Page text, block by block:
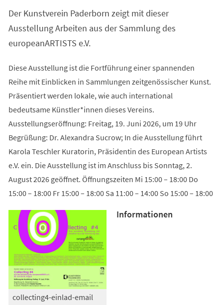
neuen
Tab)
Der Kunstverein Paderborn zeigt mit dieser
Ausstellung Arbeiten aus der Sammlung des
europeanARTISTS e.V.
Diese Ausstellung ist die Fortführung einer spannenden
Reihe mit Einblicken in Sammlungen zeitgenössischer Kunst.
Präsentiert werden lokale, wie auch international
bedeutsame Künstler*innen dieses Vereins.
Ausstellungseröffnung: Freitag, 19. Juni 2026, um 19 Uhr
Begrüßung: Dr. Alexandra Sucrow; In die Ausstellung führt
Karola Teschler Kuratorin, Präsidentin des European Artists
e.V. ein. Die Ausstellung ist im Anschluss bis Sonntag, 2.
August 2026 geöffnet. Öffnungszeiten Mi 15:00 – 18:00 Do
15:00 – 18:00 Fr 15:00 – 18:00 Sa 11:00 – 14:00 So 15:00 – 18:00
collecting4-einlad-email
Informationen